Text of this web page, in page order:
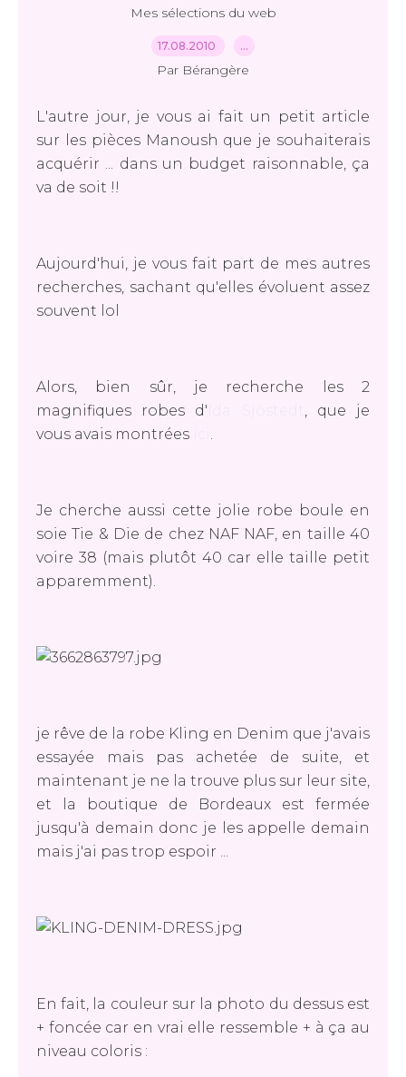
Mes sélections du web
17.08.2010 …
Par Bérangère
L'autre jour, je vous ai fait un petit article
sur les pièces Manoush que je souhaiterais
acquérir ... dans un budget raisonnable, ça
va de soit !!
Aujourd'hui, je vous fait part de mes autres
recherches, sachant qu'elles évoluent assez
souvent lol
Alors, bien sûr, je recherche les 2
magnifiques robes d'
, que je
vous avais montrées
.
Je cherche aussi cette jolie robe boule en
soie Tie & Die de chez NAF NAF, en taille 40
voire 38 (mais plutôt 40 car elle taille petit
apparemment).
je rêve de la robe Kling en Denim que j'avais
essayée mais pas achetée de suite, et
maintenant je ne la trouve plus sur leur site,
et la boutique de Bordeaux est fermée
jusqu'à demain donc je les appelle demain
mais j'ai pas trop espoir ...
En fait, la couleur sur la photo du dessus est
+ foncée car en vrai elle ressemble + à ça au
niveau coloris :